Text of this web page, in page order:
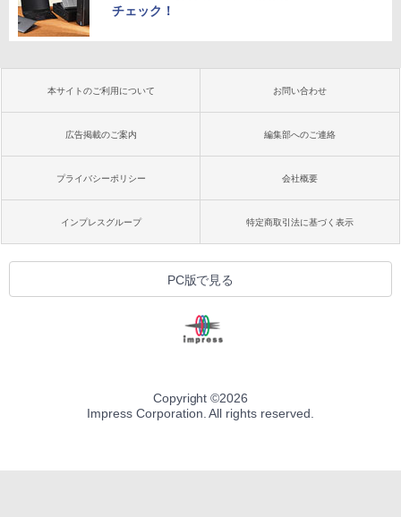
チェック！
本サイトのご利用について お問い合わせ
広告掲載のご案内 編集部へのご連絡
プライバシーポリシー 会社概要
インプレスグループ 特定商取引法に基づく表示
PC版で見る
Copyright ©2026
Impress Corporation. All rights reserved.